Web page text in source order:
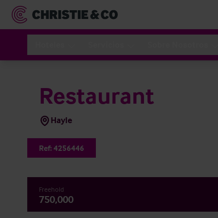
Restaurant
Hayle
Ref: 4256446
Freehold
750,000